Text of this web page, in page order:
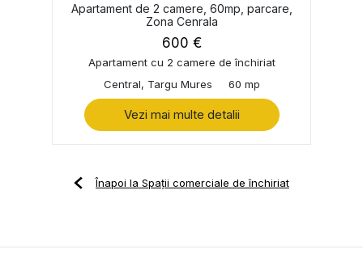
Apartament de 2 camere, 60mp, parcare,
Zona Cenrala
600 €
Apartament cu 2 camere de închiriat
Central, Targu Mures
60 mp
Vezi mai multe detalii
Înapoi la Spații comerciale de închiriat